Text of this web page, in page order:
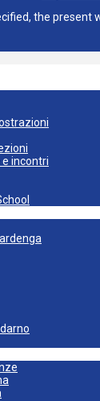
the present
incontri